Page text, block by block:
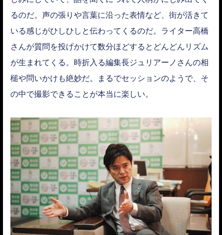
るのだ。声の張りや言葉に沿った表情など、街が活きて
いる感じがひしひしと伝わってくるのだ。ライター高橋
さんが質問を投げかけて数分ほどするとどんどんリズム
が生まれてくる。時折入る編集長ジュリアーノさんの相
槌や問いかけも絶妙だ。まるでセッションのようで、そ
の中で撮影できることが本当に楽しい。